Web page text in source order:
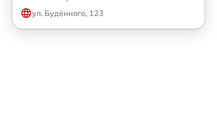
ул. Будённого, 123